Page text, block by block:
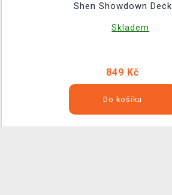
Shen Showdown Deck
Skladem
849 Kč
Do košíku